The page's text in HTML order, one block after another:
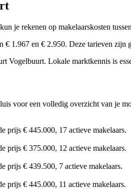
je rekenen op makelaarskosten tussen
€ 1.967 en € 2.950. Deze tarieven
Vogelbuurt. Lokale marktkennis is
voor een volledig overzicht van je
prijs € 445.000, 17 actieve makelaars.
prijs € 375.000, 12 actieve makelaars.
prijs € 439.500, 7 actieve makelaars.
prijs € 445.000, 11 actieve makelaars.